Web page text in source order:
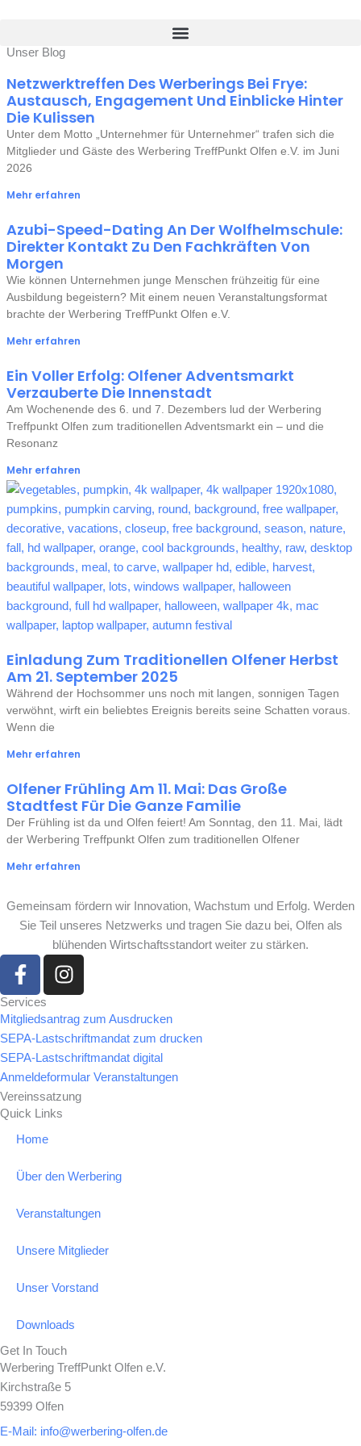
springen
Unser Blog
Netzwerktreffen Des Werberings Bei Frye:
Austausch, Engagement Und Einblicke Hinter
Die Kulissen
Unter dem Motto „Unternehmer für Unternehmer“ trafen sich die
Mitglieder und Gäste des Werbering TreffPunkt Olfen e.V. im Juni
2026
Mehr erfahren
Azubi-Speed-Dating An Der Wolfhelmschule:
Direkter Kontakt Zu Den Fachkräften Von
Morgen
Wie können Unternehmen junge Menschen frühzeitig für eine
Ausbildung begeistern? Mit einem neuen Veranstaltungsformat
brachte der Werbering TreffPunkt Olfen e.V.
Mehr erfahren
Ein Voller Erfolg: Olfener Adventsmarkt
Verzauberte Die Innenstadt
Am Wochenende des 6. und 7. Dezembers lud der Werbering
Treffpunkt Olfen zum traditionellen Adventsmarkt ein – und die
Resonanz
Mehr erfahren
Einladung Zum Traditionellen Olfener Herbst
Am 21. September 2025
Während der Hochsommer uns noch mit langen, sonnigen Tagen
verwöhnt, wirft ein beliebtes Ereignis bereits seine Schatten voraus.
Wenn die
Mehr erfahren
Olfener Frühling Am 11. Mai: Das Große
Stadtfest Für Die Ganze Familie
Der Frühling ist da und Olfen feiert! Am Sonntag, den 11. Mai, lädt
der Werbering Treffpunkt Olfen zum traditionellen Olfener
Mehr erfahren
Gemeinsam fördern wir Innovation, Wachstum und Erfolg. Werden
Sie Teil unseres Netzwerks und tragen Sie dazu bei, Olfen als
blühenden Wirtschaftsstandort weiter zu stärken.
F
a
c
e
b
o
o
k
-
f
I
n
t
a
g
r
a
Services
Mitgliedsantrag zum Ausdrucken
SEPA-Lastschriftmandat zum drucken
SEPA-Lastschriftmandat digital
Anmeldeformular Veranstaltungen
Vereinssatzung
Quick Links
Home
Über den Werbering
Veranstaltungen
Unsere Mitglieder
Unser Vorstand
Downloads
Get In Touch
Werbering TreffPunkt Olfen e.V.
Kirchstraße 5
59399 Olfen
E-Mail: info@werbering-olfen.de